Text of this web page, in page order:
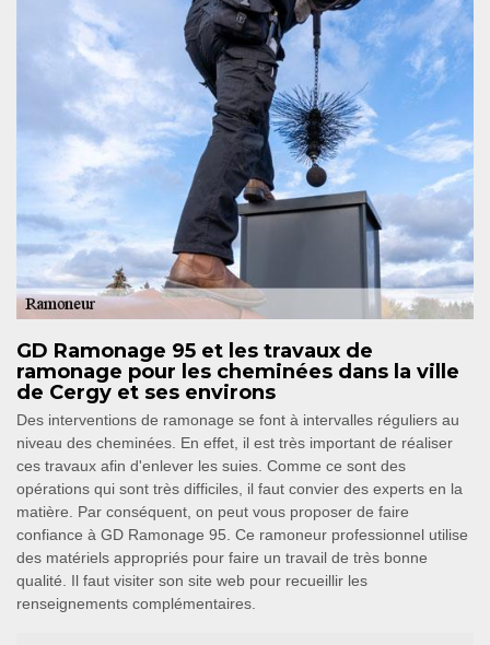
GD Ramonage 95 et les travaux de
ramonage pour les cheminées dans la ville
de Cergy et ses environs
Des interventions de ramonage se font à intervalles réguliers au
niveau des cheminées. En effet, il est très important de réaliser
ces travaux afin d'enlever les suies. Comme ce sont des
opérations qui sont très difficiles, il faut convier des experts en la
matière. Par conséquent, on peut vous proposer de faire
confiance à GD Ramonage 95. Ce ramoneur professionnel utilise
des matériels appropriés pour faire un travail de très bonne
qualité. Il faut visiter son site web pour recueillir les
renseignements complémentaires.